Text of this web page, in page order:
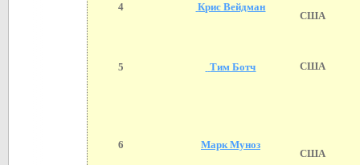
4 Крис Вейдман
США
5 Тим Ботч США
6 Марк Муноз
США